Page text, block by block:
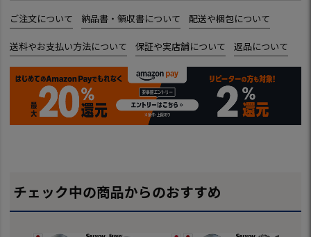
ご注文について 納品書・領収書について 配送や梱包について
送料やお支払い方法について 保証や実店舗について 返品について
チェック中の商品からのおすすめ